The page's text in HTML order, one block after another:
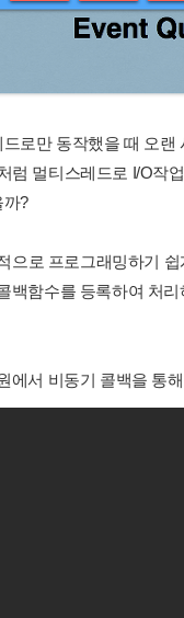
로만 동작했을 때 오
럼 멀티스레드로 I/O작
까?
으로 프로그래밍하기
백함수를 등록하여 처
에서 비동기 콜백을 통